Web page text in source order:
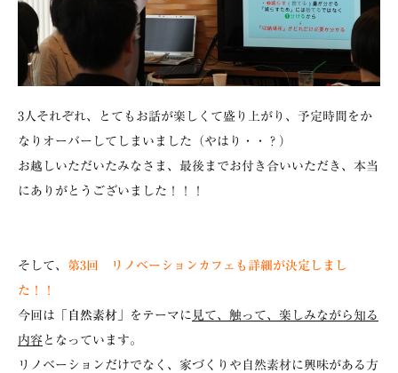
3人それぞれ、とてもお話が楽しくて盛り上がり、予定時間をか
なりオーバーしてしまいました（やはり・・？）
お越しいただいたみなさま、最後までお付き合いいただき、本当
にありがとうございました！！！
そして、 第3回 リノベーションカフェも詳細が決定しまし
た！！
今回は「
自然素材 」をテーマに 見て、触って、楽しみながら知る
内容 となっています。
リノベーションだけでなく、家づくりや自然素材に興味がある方